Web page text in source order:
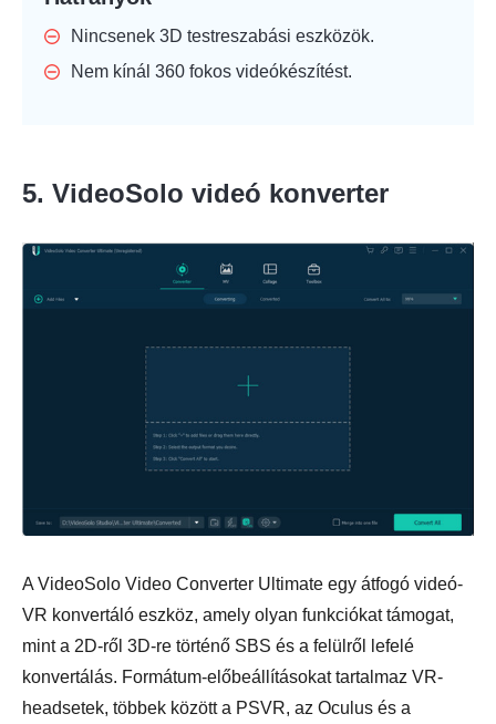
Nincsenek 3D testreszabási eszközök.
Nem kínál 360 fokos videókészítést.
5. VideoSolo videó konverter
A VideoSolo Video Converter Ultimate egy átfogó videó-
VR konvertáló eszköz, amely olyan funkciókat támogat,
mint a 2D-ről 3D-re történő SBS és a felülről lefelé
konvertálás. Formátum-előbeállításokat tartalmaz VR-
headsetek, többek között a PSVR, az Oculus és a